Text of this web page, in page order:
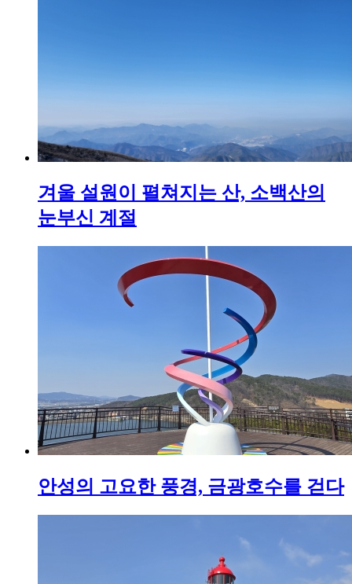
겨울 설원이 펼쳐지는 산, 소백산의
눈부신 계절
안성의 고요한 풍경, 금광호수를 걷다